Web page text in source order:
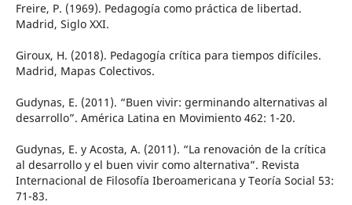
Freire, P. (1969). Pedagogía como práctica de libertad.
Madrid, Siglo XXI.
Giroux, H. (2018). Pedagogía crítica para tiempos difíciles.
Madrid, Mapas Colectivos.
Gudynas, E. (2011). “Buen vivir: germinando alternativas al
desarrollo”. América Latina en Movimiento 462: 1-20.
Gudynas, E. y Acosta, A. (2011). “La renovación de la crítica
al desarrollo y el buen vivir como alternativa”. Revista
Internacional de Filosofía Iberoamericana y Teoría Social 53:
71-83.